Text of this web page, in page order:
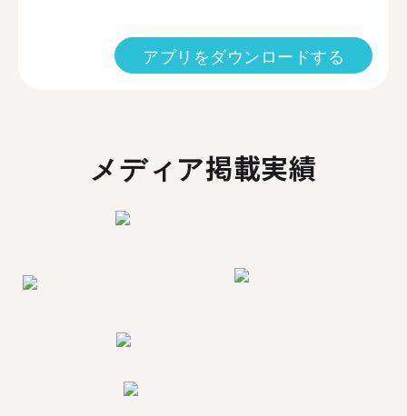
アプリをダウンロードする
メディア掲載実績